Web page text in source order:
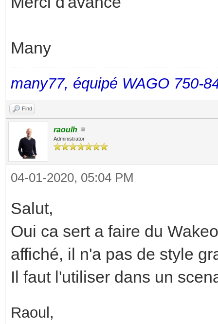
Many
many77, équipé WAGO 750-
Find
raoulh
Administrator
04-01-2020, 05:04 PM
Salut,
Oui ca sert a faire du
affiché, il n'a pas de style
Il faut l'utiliser dans un
Raoul,